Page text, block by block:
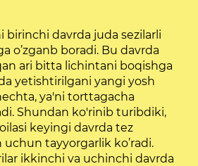
birinchi davrda juda sezilarli
o’zganb boradi. Bu davrda
ari bitta lichintani boqishga
yetishtirilgani yangi yosh
ya'ni torttagacha
Shundan ko'rinib turibdiki,
keyingi davrda tez
uchun tayyorgarlik ko’radi.
ikkinchi va uchinchi davrda